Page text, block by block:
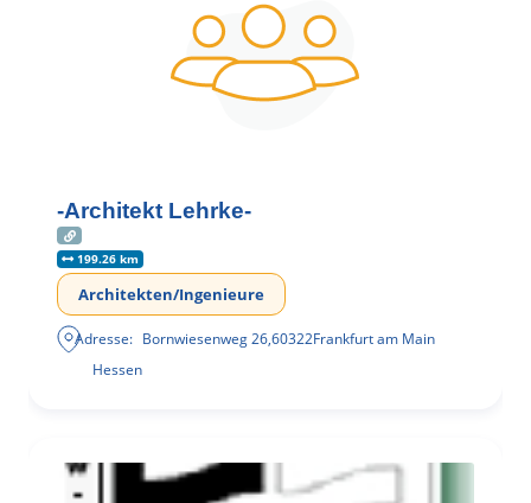
-Architekt Lehrke-
199.26 km
Architekten/Ingenieure
Adresse: Bornwiesenweg 26,60322Frankfurt am Main
Hessen